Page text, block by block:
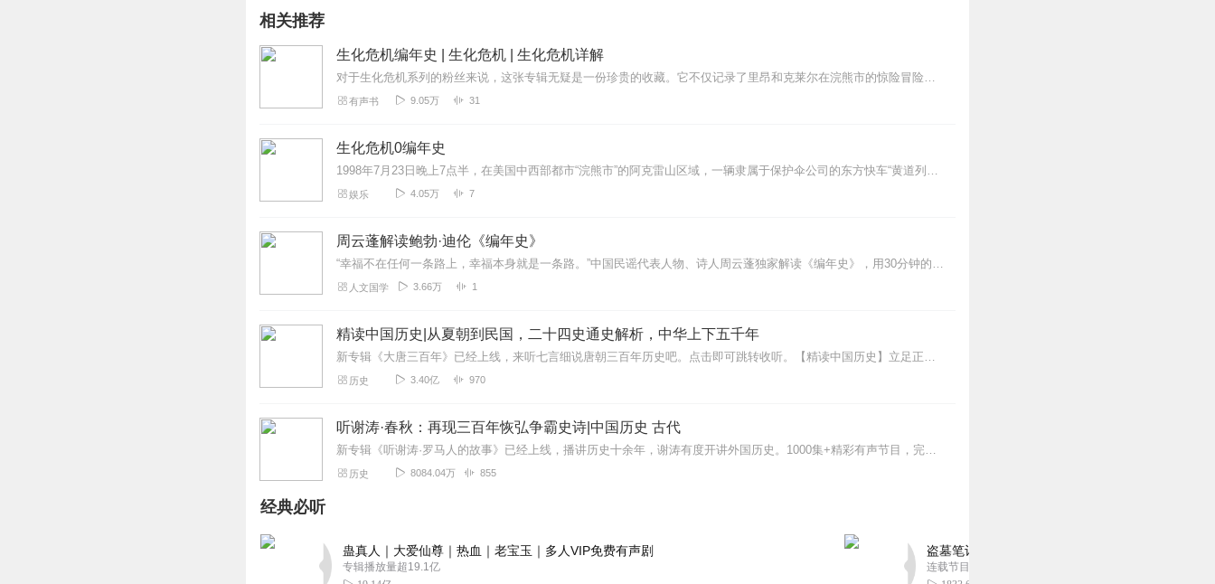
相关推荐
生化危机编年史 | 生化危机 | 生化危机详解
对于生化危机系列的粉丝来说，这张专辑无疑是一份珍贵的收藏。它不仅记录了里昂和克莱尔在浣熊市的惊险冒险，更展现了生化危机世界的恐怖与神秘。每一张封面都是一件精美的...
有声书 9.05万 31
生化危机0编年史
1998年7月23日晚上7点半，在美国中西部都市“浣熊市”的阿克雷山区域，一辆隶属于保护伞公司的东方快车“黄道列车号”在浣熊市市郊的森林间穿行。远处的山崖上，一...
娱乐 4.05万 7
周云蓬解读鲍勃·迪伦《编年史》
“幸福不在任何一条路上，幸福本身就是一条路。”中国民谣代表人物、诗人周云蓬独家解读《编年史》，用30分钟的时间和你分享鲍勃·迪伦的自传《编年史》，聊一聊书中令人...
人文国学 3.66万 1
精读中国历史|从夏朝到民国，二十四史通史解析，中华上下五千年
新专辑《大唐三百年》已经上线，来听七言细说唐朝三百年历史吧。点击即可跳转收听。【精读中国历史】立足正史，现代阐释。溯本清源，守正创新。比小说还精彩的正说中国历...
历史 3.40亿 970
听谢涛·春秋：再现三百年恢弘争霸史诗|中国历史 古代
新专辑《听谢涛·罗马人的故事》已经上线，播讲历史十余年，谢涛有度开讲外国历史。1000集+精彩有声节目，完整讲述两千年罗马史，再现西方世界的文明源头。点击跳转收...
历史 8084.04万 855
经典必听
蛊真人｜大爱仙尊｜热血｜老宝玉｜多人VIP免费有声剧
专辑播放量超19.1亿
盗墓笔记 全8部丨豪华CV版丨苏尚卿&边江 领衔
连载节目超七百集